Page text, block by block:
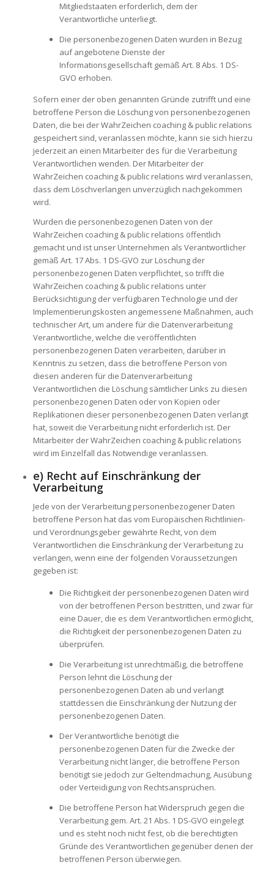
Mitgliedstaaten erforderlich, dem der
Verantwortliche unterliegt.
Die personenbezogenen Daten wurden in Bezug
auf angebotene Dienste der
Informationsgesellschaft gemäß Art. 8 Abs. 1 DS-
GVO erhoben.
Sofern einer der oben genannten Gründe zutrifft und eine
betroffene Person die Löschung von personenbezogenen
Daten, die bei der WahrZeichen coaching & public relations
gespeichert sind, veranlassen möchte, kann sie sich hierzu
jederzeit an einen Mitarbeiter des für die Verarbeitung
Verantwortlichen wenden. Der Mitarbeiter der
WahrZeichen coaching & public relations wird veranlassen,
dass dem Löschverlangen unverzüglich nachgekommen
wird.
Wurden die personenbezogenen Daten von der
WahrZeichen coaching & public relations öffentlich
gemacht und ist unser Unternehmen als Verantwortlicher
gemäß Art. 17 Abs. 1 DS-GVO zur Löschung der
personenbezogenen Daten verpflichtet, so trifft die
WahrZeichen coaching & public relations unter
Berücksichtigung der verfügbaren Technologie und der
Implementierungskosten angemessene Maßnahmen, auch
technischer Art, um andere für die Datenverarbeitung
Verantwortliche, welche die veröffentlichten
personenbezogenen Daten verarbeiten, darüber in
Kenntnis zu setzen, dass die betroffene Person von
diesen anderen für die Datenverarbeitung
Verantwortlichen die Löschung sämtlicher Links zu diesen
personenbezogenen Daten oder von Kopien oder
Replikationen dieser personenbezogenen Daten verlangt
hat, soweit die Verarbeitung nicht erforderlich ist. Der
Mitarbeiter der WahrZeichen coaching & public relations
wird im Einzelfall das Notwendige veranlassen.
e) Recht auf Einschränkung der
Verarbeitung
Jede von der Verarbeitung personenbezogener Daten
betroffene Person hat das vom Europäischen Richtlinien-
und Verordnungsgeber gewährte Recht, von dem
Verantwortlichen die Einschränkung der Verarbeitung zu
verlangen, wenn eine der folgenden Voraussetzungen
gegeben ist:
Die Richtigkeit der personenbezogenen Daten wird
von der betroffenen Person bestritten, und zwar für
eine Dauer, die es dem Verantwortlichen ermöglicht,
die Richtigkeit der personenbezogenen Daten zu
überprüfen.
Die Verarbeitung ist unrechtmäßig, die betroffene
Person lehnt die Löschung der
personenbezogenen Daten ab und verlangt
stattdessen die Einschränkung der Nutzung der
personenbezogenen Daten.
Der Verantwortliche benötigt die
personenbezogenen Daten für die Zwecke der
Verarbeitung nicht länger, die betroffene Person
benötigt sie jedoch zur Geltendmachung, Ausübung
oder Verteidigung von Rechtsansprüchen.
Die betroffene Person hat Widerspruch gegen die
Verarbeitung gem. Art. 21 Abs. 1 DS-GVO eingelegt
und es steht noch nicht fest, ob die berechtigten
Gründe des Verantwortlichen gegenüber denen der
betroffenen Person überwiegen.